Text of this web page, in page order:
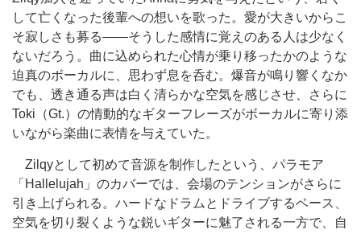
して亡くなった後輩への想いを歌った。愛が大きいからこ
そ寂しさも募る――そうした感情に覚えのある人は少なく
ないだろう。曲に込められた心情が乗り移ったかのような
迫真のボーカルに、思わず息を呑む。爆音が鳴り響くなか
でも、透き通る声は白く清らかな空気を感じさせ、さらに
Toki（Gt.）の情動的なギターフレーズがボーカルに寄り添
いながら楽曲に表情を与えていた。
Zilqyとして初めて音源を制作したという、パラモア
「Hallelujah」のカバーでは、会場のテンションがさらに
引き上げられる。ハードなドラムとドライブするベース、
空気を切り裂くような鋭いギターに魅了される一方で、自